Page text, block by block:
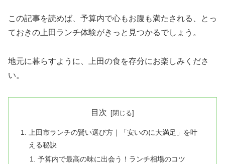
この記事を読めば、予算内で心もお腹も満たされる、とっ
ておきの上田ランチ体験がきっと見つかるでしょう。
地元に暮らすように、上田の食を存分にお楽しみくださ
い。
目次
上田市ランチの賢い選び方｜「安いのに大満足」を叶
える秘訣
予算内で最高の味に出会う！ランチ相場のコツ